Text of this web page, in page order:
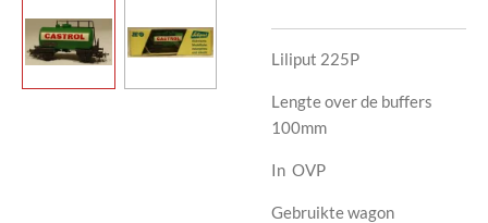
Liliput 225P
Lengte over de buffers
100mm
In OVP
Gebruikte wagon